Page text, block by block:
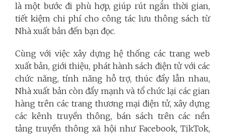
là một bước đi phù hợp, giúp rút ngắn thời gian,
tiết kiệm chi phí cho công tác lưu thông sách từ
Nhà xuất bản đến bạn đọc.
Cùng với việc xây dựng hệ thống các trang web
xuất bản, giới thiệu, phát hành sách điện tử với các
chức năng, tính năng hỗ trợ, thúc đẩy lẫn nhau,
Nhà xuất bản còn đẩy mạnh và tổ chức lại các gian
hàng trên các trang thương mại điện tử, xây dựng
các kênh truyền thông, bán sách trên các nền
tảng truyền thông xã hội như Facebook, TikTok,